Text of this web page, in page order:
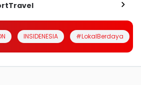
Travel
INSIDENESIA #LokalBerdaya